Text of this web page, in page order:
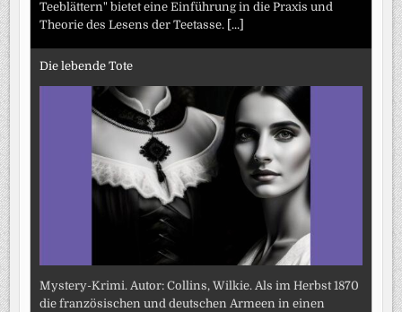
Teeblättern" bietet eine Einführung in die Praxis und
Theorie des Lesens der Teetasse. [...]
Die lebende Tote
Mystery-Krimi. Autor: Collins, Wilkie. Als im Herbst 1870
die französischen und deutschen Armeen in einen